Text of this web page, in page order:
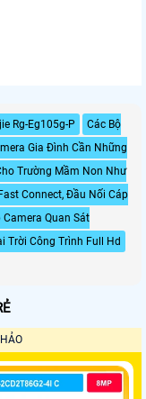
Rg-Eg105g-P
Các Bộ
Gia Đình Cần Những
Trường Mầm Non Như
Connect, Đầu Nối Cáp
Camera Quan Sát
Trời Công Trình Full Hd